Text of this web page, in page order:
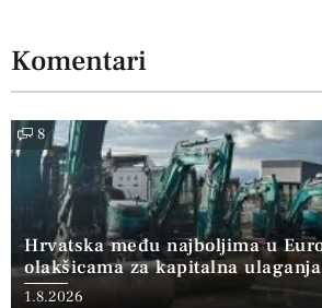
Komentari
8
Hrvatska među najboljima u
olakšicama za kapitalna ulaganja
1.8.2026